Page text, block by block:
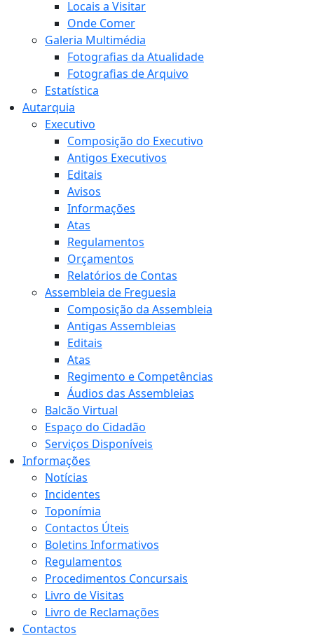
Locais a Visitar
Onde Comer
Galeria Multimédia
Fotografias da Atualidade
Fotografias de Arquivo
Estatística
Autarquia
Executivo
Composição do Executivo
Antigos Executivos
Editais
Avisos
Informações
Atas
Regulamentos
Orçamentos
Relatórios de Contas
Assembleia de Freguesia
Composição da Assembleia
Antigas Assembleias
Editais
Atas
Regimento e Competências
Áudios das Assembleias
Balcão Virtual
Espaço do Cidadão
Serviços Disponíveis
Informações
Notícias
Incidentes
Toponímia
Contactos Úteis
Boletins Informativos
Regulamentos
Procedimentos Concursais
Livro de Visitas
Livro de Reclamações
Contactos